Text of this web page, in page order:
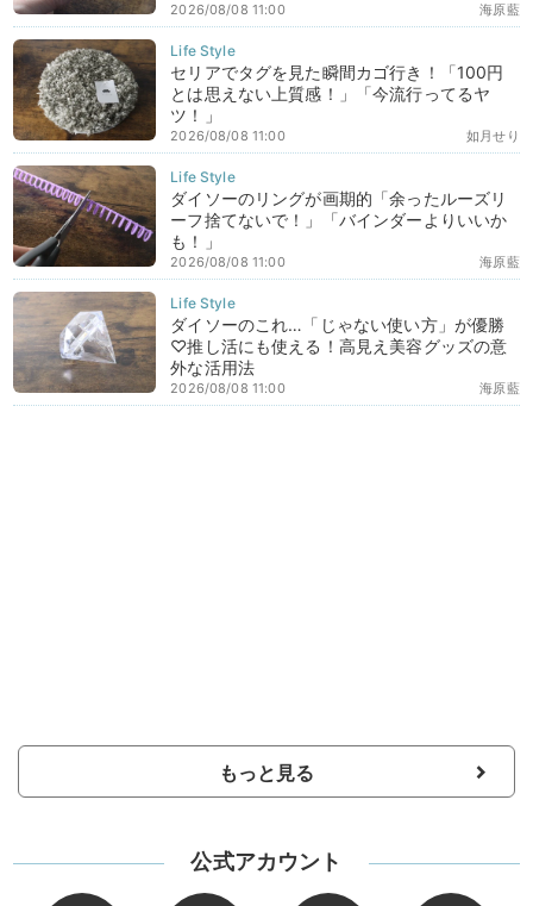
海原藍
2026/08/08 11:00
セリアでタグを見た瞬間カゴ行き！「100円
とは思えない上質感！」「今流行ってるヤ
ツ！」
如月せり
2026/08/08 11:00
ダイソーのリングが画期的「余ったルーズリ
ーフ捨てないで！」「バインダーよりいいか
も！」
海原藍
2026/08/08 11:00
ダイソーのこれ…「じゃない使い方」が優勝
♡推し活にも使える！高見え美容グッズの意
外な活用法
海原藍
2026/08/08 11:00
もっと見る
公式アカウント